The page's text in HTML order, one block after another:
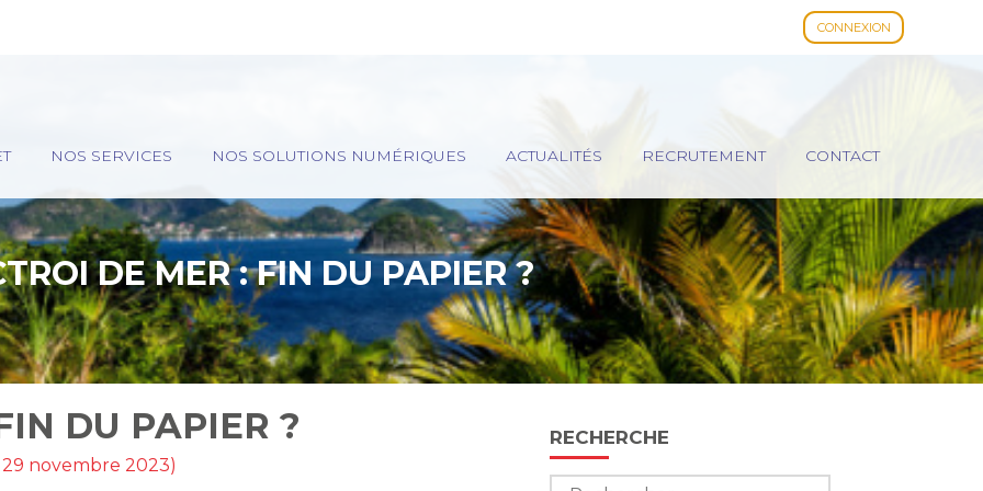
CONNEXION
NOS SERVICES NOS SOLUTIONS NUMÉRIQUES ACTUALITÉS RECRUTEMENT CONTACT
DE MER : FIN DU PAPIER ?
DU PAPIER ?
29 novembre 2023)
Blog
sidebar
RECHERCHE
Rechercher :